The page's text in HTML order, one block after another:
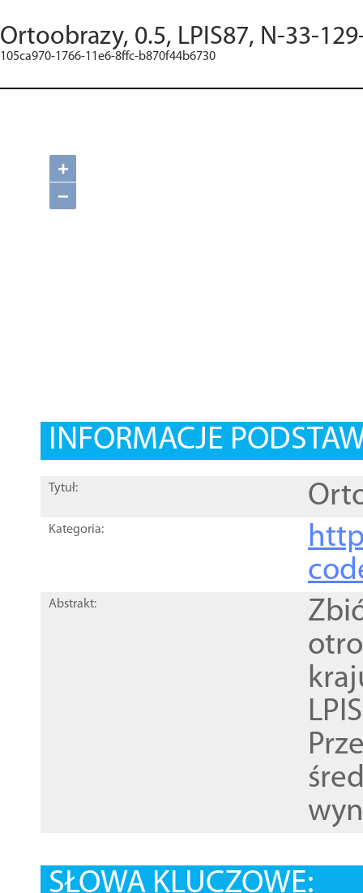
Ortoobrazy, 0.5, LPIS87, N-33-
105ca970-1766-11e6-8ffc-b870f44b6730
+
−
INFORMACJE
Tytuł:
Kategoria:
Abstrakt:
SŁOWA KLUCZOWE: